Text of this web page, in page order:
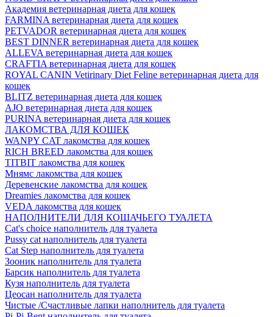
Академия ветеринарная диета для кошек
FARMINA ветеринарная диета для кошек
PETVADOR ветеринарная диета для кошек
BEST DINNER ветеринарная диета для кошек
ALLEVA ветеринарная диета для кошек
CRAFTIA ветеринарная диета для кошек
ROYAL CANIN Vetirinary Diet Feline ветеринарная диета для
кошек
BLITZ ветеринарная диета для кошек
AJO ветеринарная диета для кошек
PURINA ветеринарная диета для кошек
ЛАКОМСТВА ДЛЯ КОШЕК
WANPY CAT лакомства для кошек
RICH BREED лакомства для кошек
TITBIT лакомства для кошек
Мнямс лакомства для кошек
Деревенские лакомства для кошек
Dreamies лакомства для кошек
VEDA лакомства для кошек
НАПОЛНИТЕЛИ ДЛЯ КОШАЧЬЕГО ТУАЛЕТА
Cat's choice наполнитель для туалета
Pussy cat наполнитель для туалета
Cat Step наполнитель для туалета
Зооник наполнитель для туалета
Барсик наполнитель для туалета
Кузя наполнитель для туалета
Цеосан наполнитель для туалета
Чистые /Счастливые лапки наполнитель для туалета